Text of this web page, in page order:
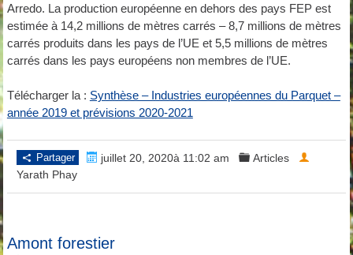
Arredo. La production européenne en dehors des pays FEP est
estimée à 14,2 millions de mètres carrés – 8,7 millions de mètres
carrés produits dans les pays de l’UE et 5,5 millions de mètres
carrés dans les pays européens non membres de l’UE.
Télécharger la : Synthèse – Industries européennes du Parquet –
année 2019 et prévisions 2020-2021
Partager juillet 20, 2020à 11:02 am
Articles
Yarath Phay
Amont forestier